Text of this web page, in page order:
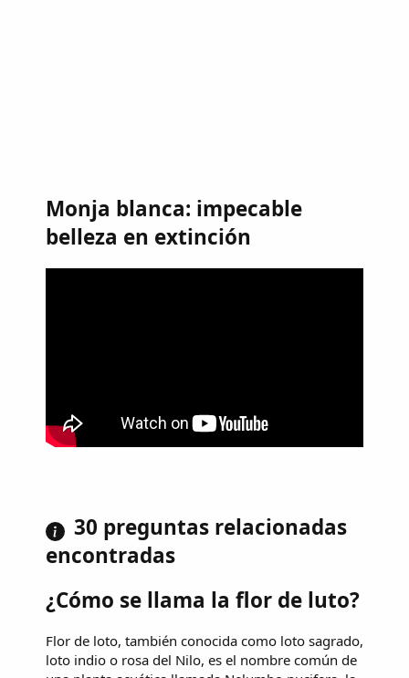
Monja blanca: impecable
belleza en extinción
30 preguntas relacionadas
encontradas
¿Cómo se llama la flor de luto?
Flor de loto, también conocida como loto sagrado,
loto indio o rosa del Nilo, es el nombre común de